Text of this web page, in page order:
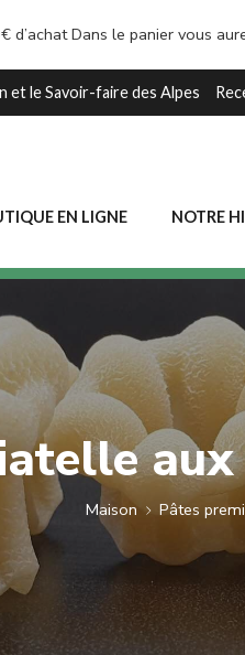
Dans le panier vous
et le Savoir-faire des Alpes
EN LIGNE NOTRE
aux
Maison Pâtes